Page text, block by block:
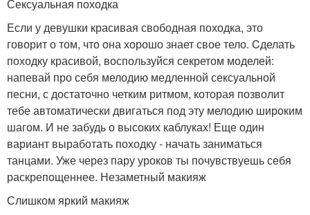
Сексуальная походка
Если у девушки красивая свободная походка, это
говорит о том, что она хорошо знает свое тело. Cделать
походку красивой, воспользуйся секретом моделей:
напевай про себя мелодию медленной сексуальной
песни, с достаточно четким ритмом, которая позволит
тебе автоматически двигаться под эту мелодию широким
шагом. И не забудь о высоких каблуках! Еще один
вариант выработать походку - начать заниматься
танцами. Уже через пару уроков ты почувствуешь себя
раскрепощеннее. Незаметный макияж
Слишком яркий макияж